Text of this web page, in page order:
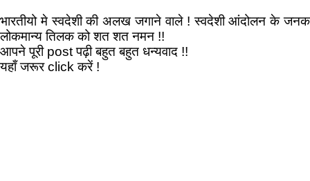
भारतीयो मे स्वदेशी की अलख जगाने वाले ! स्वदेशी आंदोलन के जनक
लोकमान्य तिलक को शत शत नमन !!
आपने पूरी post पढ़ी बहुत बहुत धन्यवाद !!
यहाँ जरूर click करें !